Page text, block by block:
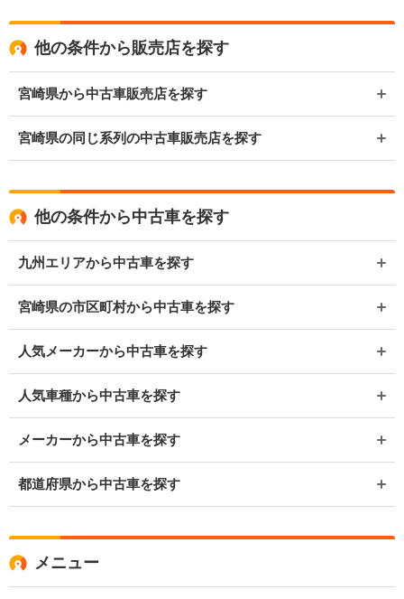
他の条件から販売店を探す
宮崎県から中古車販売店を探す
宮崎県の同じ系列の中古車販売店を探す
他の条件から中古車を探す
九州エリアから中古車を探す
宮崎県の市区町村から中古車を探す
人気メーカーから中古車を探す
人気車種から中古車を探す
メーカーから中古車を探す
都道府県から中古車を探す
メニュー